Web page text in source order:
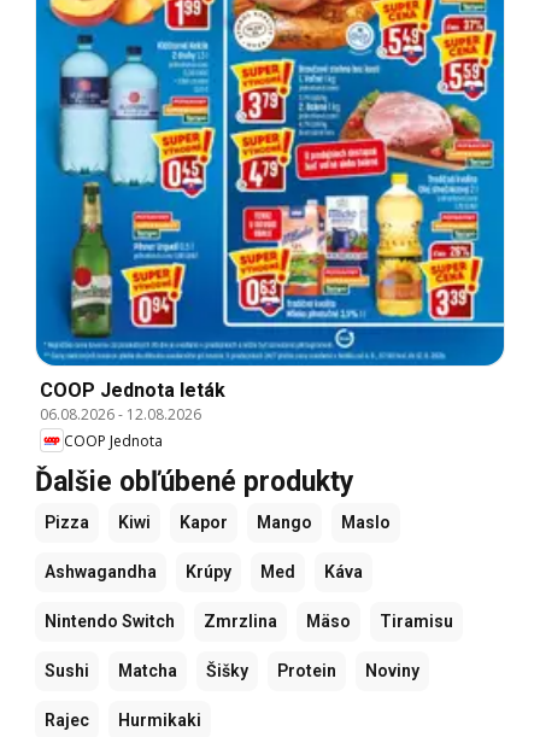
COOP Jednota leták
06.08.2026- 12.08.2026
COOP Jednota
Ďalšie obľúbené produkty
Pizza Kiwi Kapor Mango Maslo
Ashwagandha Krúpy Med Káva
Nintendo Switch Zmrzlina Mäso Tiramisu
Sushi Matcha Šišky Protein Noviny
Rajec Hurmikaki